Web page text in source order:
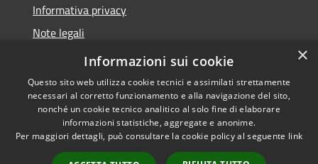
Informativa privacy
Note legali
Dichiarazione di accessibilità
Accessibilità
Copyright © 2026 • Comune di
San Teodoro • Powered by
×
Informazioni sui cookie
Questo sito web utilizza cookie tecnici e assimilati strettamente
necessari al corretto funzionamento e alla navigazione del sito,
nonché un cookie tecnico analitico al solo fine di elaborare
informazioni statistiche, aggregate e anonime.
Per maggiori dettagli, può consultare la cookie policy al seguente link